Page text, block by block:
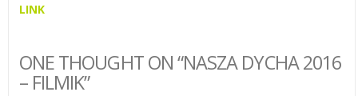
LINK
ONE THOUGHT ON “NASZA DYCHA 2016
– FILMIK”